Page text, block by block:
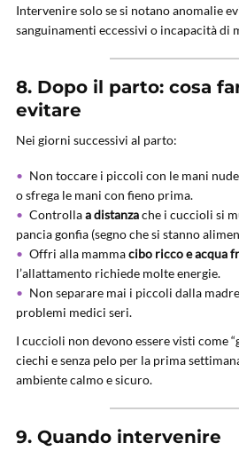
Intervenire solo se si notano anomalie
sanguinamenti eccessivi o incapacità di
8. Dopo il parto: cosa
evitare
Nei giorni successivi al parto:
Non toccare i piccoli con le mani
o sfrega le mani con fieno prima.
Controllaa distanzache i cuccioli si
pancia gonfia (segno che si stanno
Offri alla mammacibo ricco e acqua
l’allattamento richiede molte energie.
Non separare mai i piccoli dalla
problemi medici seri.
I cuccioli non devono essere visti come
ciechi e senza pelo per la prima
ambiente calmo e sicuro.
9. Quando intervenire